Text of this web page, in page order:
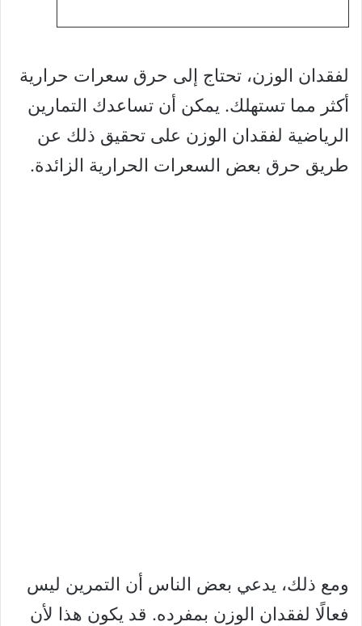
لفقدان الوزن، تحتاج إلى حرق سعرات حرارية
أكثر مما تستهلك. يمكن أن تساعدك التمارين
الرياضية لفقدان الوزن على تحقيق ذلك عن
طريق حرق بعض السعرات الحرارية الزائدة.
ومع ذلك، يدعي بعض الناس أن التمرين ليس
فعالًا لفقدان الوزن بمفرده. قد يكون هذا لأن